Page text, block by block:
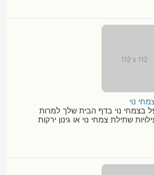
נוי
בצמחי נוי בדף הבית שלך למרות
שתילת צמחי נוי או גינון ירקות